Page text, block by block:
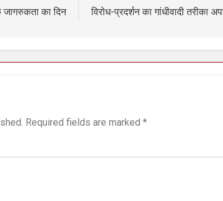
जागरुकता का दिन
विरोध-प्रदर्शन का गांधीवादी तरीका
Required fields are marked *